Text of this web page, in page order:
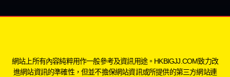
網站上所有內容純粹用作一般參考及資訊用途。HKBIGJJ.COM致力改
進網站資訊的準確性，但並不擔保網站資訊或所提供的第三方網站連